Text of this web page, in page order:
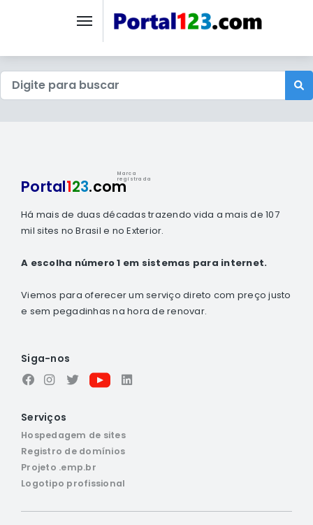
Portal123.com
Marca
registrada
Há mais de duas décadas trazendo vida a mais de 107
mil sites no Brasil e no Exterior.
A escolha número 1 em sistemas para internet.
Viemos para oferecer um serviço direto com preço justo
e sem pegadinhas na hora de renovar.
Siga-nos
Serviços
Hospedagem de sites
Registro de domínios
Projeto .emp.br
Logotipo profissional